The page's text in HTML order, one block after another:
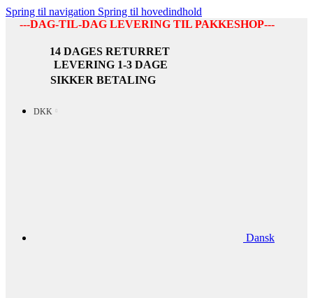
Spring til navigation Spring til hovedindhold
---DAG-TIL-DAG LEVERING TIL PAKKESHOP---
14 DAGES RETURRET
LEVERING 1-3 DAGE
SIKKER BETALING
DKK
Dansk